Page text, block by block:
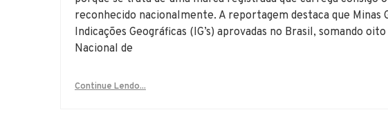
reconhecido nacionalmente. A reportagem destaca que Minas
Indicações Geográficas (IG’s) aprovadas no Brasil, somando
Nacional de
Continue Lendo...